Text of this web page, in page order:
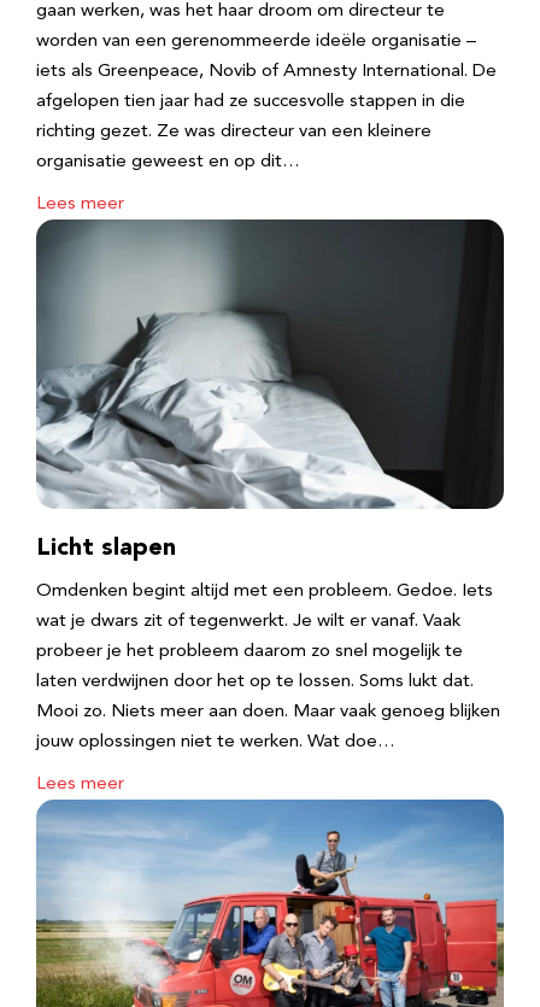
gaan werken, was het haar droom om directeur te
worden van een gerenommeerde ideële organisatie –
iets als Greenpeace, Novib of Amnesty International. De
afgelopen tien jaar had ze succesvolle stappen in die
richting gezet. Ze was directeur van een kleinere
organisatie geweest en op dit…
Lees meer
Licht slapen
Omdenken begint altijd met een probleem. Gedoe. Iets
wat je dwars zit of tegenwerkt. Je wilt er vanaf. Vaak
probeer je het probleem daarom zo snel mogelijk te
laten verdwijnen door het op te lossen. Soms lukt dat.
Mooi zo. Niets meer aan doen. Maar vaak genoeg blijken
jouw oplossingen niet te werken. Wat doe…
Lees meer